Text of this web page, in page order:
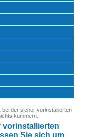
bei der sicher vorinstallierten
kümmern.
vorinstallierten
Sie sich um